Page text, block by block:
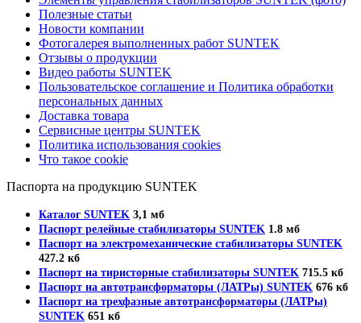
Полезные статьи
Новости компании
Фотогалерея выполненных работ SUNTEK
Отзывы о продукции
Видео работы SUNTEK
Пользовательское соглашение и Политика обработки
персональных данных
Доставка товара
Сервисные центры SUNTEK
Политика использования cookies
Что такое cookie
Паспорта на продукцию SUNTEK
Каталог SUNTEK 3,1 мб
Паспорт релейные стабилизаторы SUNTEK 1.8 мб
Паспорт на электромеханические стабилизаторы SUNTEK
427.2 кб
Паспорт на тиристорные стабилизаторы SUNTEK 715.5 кб
Паспорт на автотрансформаторы (ЛАТРы) SUNTEK 676 кб
Паспорт на трехфазные автотрансформаторы (ЛАТРы)
SUNTEK 651 кб